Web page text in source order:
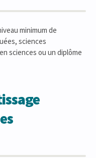
minimum de
sciences
sciences ou un diplôme